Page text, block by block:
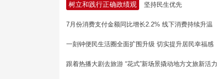
树立和践行正确政绩观 坚持民生优先
7月份消费支付金额同比增长2.2% 线下消费持续升温
一刻钟便民生活圈全面扩围升级 切实提升居民幸福感
跟着热播大剧去旅游 “花式”新场景撬动地方文旅新活力